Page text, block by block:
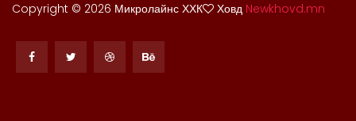
Copyright © 2026 Микролайнс ХХК Ховд Newkhovd.mn